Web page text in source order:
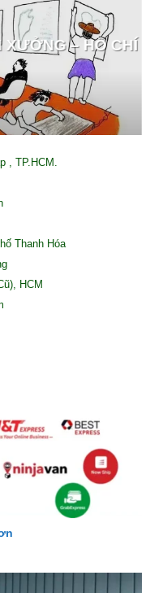
XƯỞNG – HỒ CHÍ
TP.HCM.
Thanh Hóa
HCM